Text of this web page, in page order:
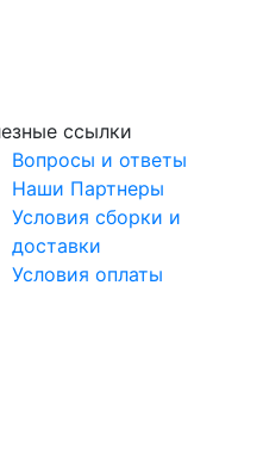
ссылки
Вопросы и ответы
Наши Партнеры
Условия сборки и
доставки
Условия оплаты